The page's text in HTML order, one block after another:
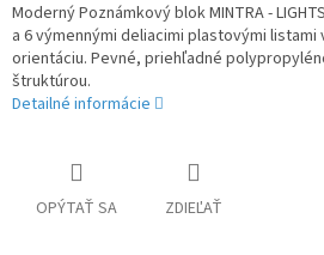
Moderný Poznámkový blok MINTRA -
a 6 výmennými deliacimi plastovými
orientáciu. Pevné, priehľadné
štruktúrou.
Detailné informácie
OPÝTAŤ SA ZDIEĽAŤ